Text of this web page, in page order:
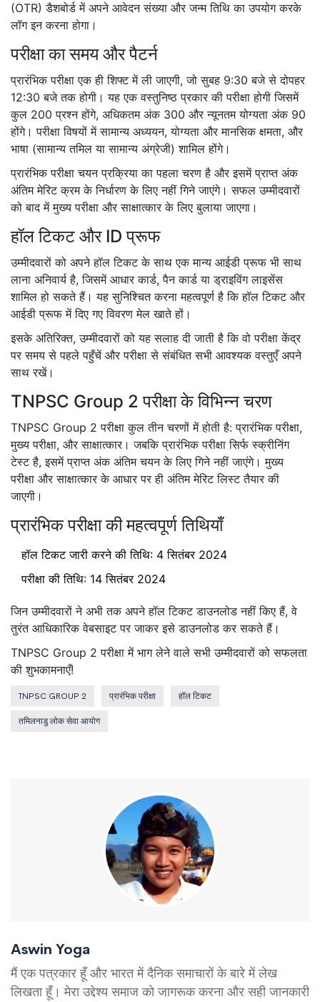
(OTR) डैशबोर्ड में अपने आवेदन संख्या और जन्म तिथि का उपयोग करके
लॉग इन करना होगा।
परीक्षा का समय और पैटर्न
प्रारंभिक परीक्षा एक ही शिफ्ट में ली जाएगी, जो सुबह 9:30 बजे से दोपहर
12:30 बजे तक होगी। यह एक वस्तुनिष्ठ प्रकार की परीक्षा होगी जिसमें
कुल 200 प्रश्न होंगे, अधिकतम अंक 300 और न्यूनतम योग्यता अंक 90
होंगे। परीक्षा विषयों में सामान्य अध्ययन, योग्यता और मानसिक क्षमता, और
भाषा (सामान्य तमिल या सामान्य अंग्रेजी) शामिल होंगे।
प्रारंभिक परीक्षा चयन प्रक्रिया का पहला चरण है और इसमें प्राप्त अंक
अंतिम मेरिट क्रम के निर्धारण के लिए नहीं गिने जाएंगे। सफल उम्मीदवारों
को बाद में मुख्य परीक्षा और साक्षात्कार के लिए बुलाया जाएगा।
हॉल टिकट और ID प्रूफ
उम्मीदवारों को अपने हॉल टिकट के साथ एक मान्य आईडी प्रूफ भी साथ
लाना अनिवार्य है, जिसमें आधार कार्ड, पैन कार्ड या ड्राइविंग लाइसेंस
शामिल हो सकते हैं। यह सुनिश्चित करना महत्वपूर्ण है कि हॉल टिकट और
आईडी प्रूफ में दिए गए विवरण मेल खाते हों।
इसके अतिरिक्त, उम्मीदवारों को यह सलाह दी जाती है कि वो परीक्षा केंद्र
पर समय से पहले पहुँचें और परीक्षा से संबंधित सभी आवश्यक वस्तुएँ अपने
साथ रखें।
TNPSC Group 2 परीक्षा के विभिन्न चरण
TNPSC Group 2 परीक्षा कुल तीन चरणों में होती है: प्रारंभिक परीक्षा,
मुख्य परीक्षा, और साक्षात्कार। जबकि प्रारंभिक परीक्षा सिर्फ स्क्रीनिंग
टेस्ट है, इसमें प्राप्त अंक अंतिम चयन के लिए गिने नहीं जाएंगे। मुख्य
परीक्षा और साक्षात्कार के आधार पर ही अंतिम मेरिट लिस्ट तैयार की
जाएगी।
प्रारंभिक परीक्षा की महत्वपूर्ण तिथियाँ
हॉल टिकट जारी करने की तिथि: 4 सितंबर 2024
परीक्षा की तिथि: 14 सितंबर 2024
जिन उम्मीदवारों ने अभी तक अपने हॉल टिकट डाउनलोड नहीं किए हैं, वे
तुरंत आधिकारिक वेबसाइट पर जाकर इसे डाउनलोड कर सकते हैं।
TNPSC Group 2 परीक्षा में भाग लेने वाले सभी उम्मीदवारों को सफलता
की शुभकामनाएँ!
TNPSC GROUP 2 प्रारंभिक परीक्षा हॉल टिकट
तमिलनाडु लोक सेवा आयोग
Aswin Yoga
मैं एक पत्रकार हूँ और भारत में दैनिक समाचारों के बारे में लेख
लिखता हूँ। मेरा उद्देश्य समाज को जागरूक करना और सही जानकारी